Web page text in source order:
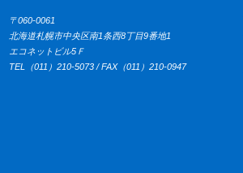
〒060-0061
北海道札幌市中央区南1条西8丁目9番地1
エコネットビル5Ｆ
TEL（011）210-5073 / FAX（011）210-0947